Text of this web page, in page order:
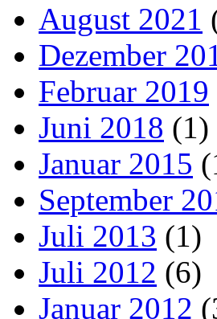
August 2021
Dezember
Februar 2019
Juni 2018 (1)
Januar 2015
September
Juli 2013 (1)
Juli 2012 (6)
Januar 2012